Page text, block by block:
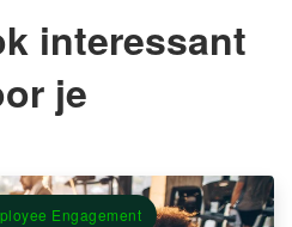
interessant
je
Engagement